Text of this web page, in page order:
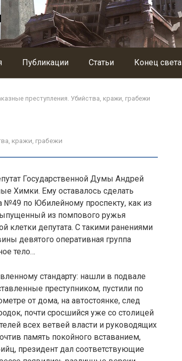
Публикации Статьи Конец света
преступления. Убийства, кражи, грабежи
кражи, грабежи
Государственной Думы Андрей
Химки. Ему оставалось сделать
№49 по Юбилейному проспекту, как из
из помпового ружья
клетки депутата. С такими ранениями
девятого оперативная группа
тело…
стандарту: нашли в подвале
преступником, пустили по
от дома, на автостоянке, след
почти сросшийся уже со столицей
всех ветвей власти и руководящих
память покойного вставанием,
президент дал соответствующие